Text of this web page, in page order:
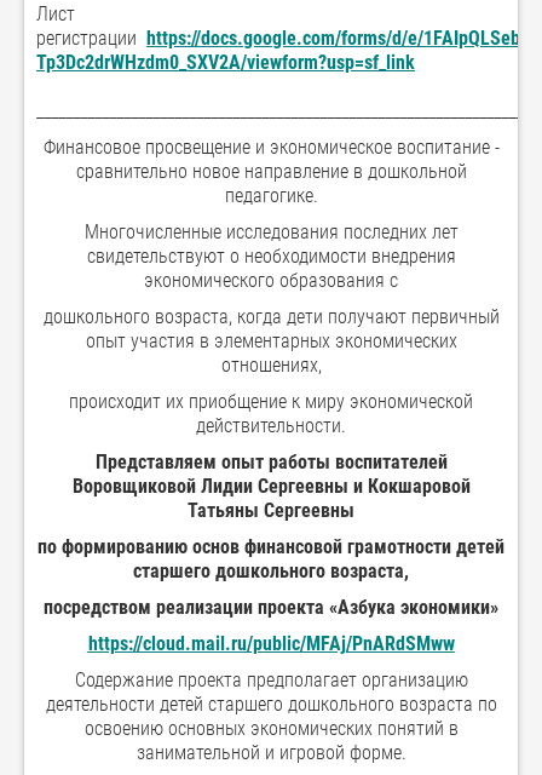
Лист
регистрации https://docs.google.com/forms/d/e/
Tp3Dc2drWHzdm0_SXV2A/viewform?usp=sf_link
Финансовое просвещение и экономическое воспитание -
сравнительно новое направление в дошкольной
педагогике.
Многочисленные исследования последних лет
свидетельствуют о необходимости внедрения
экономического образования с
дошкольного возраста, когда дети получают первичный
опыт участия в элементарных экономических
отношениях,
происходит их приобщение к миру экономической
действительности.
Представляем опыт работы воспитателей
Воровщиковой Лидии Сергеевны и Кокшаровой
Татьяны Сергеевны
по формированию основ финансовой грамотности детей
старшего дошкольного возраста,
посредством реализации проекта «Азбука экономики»
https://cloud.mail.ru/public/MFAj/PnARdSMww
Содержание проекта предполагает организацию
деятельности детей старшего дошкольного возраста по
освоению основных экономических понятий в
занимательной и игровой форме.